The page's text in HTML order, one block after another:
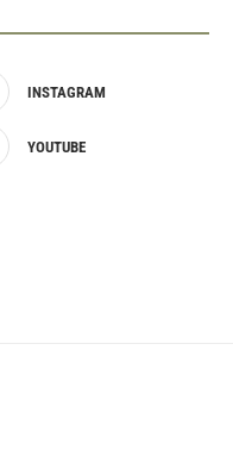
INSTAGRAM
YOUTUBE